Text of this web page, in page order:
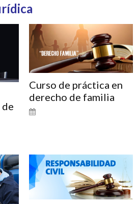
Curso de práctica en
derecho de familia